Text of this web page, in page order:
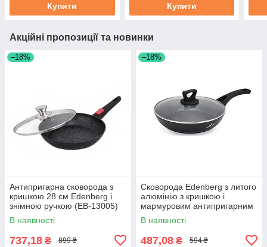
Купити Купити
Акційні пропозиції та новинки
–18%
Антипригарна сковорода з
кришкою 28 см Edenberg і
знімною ручкою (EB-13005)
В наявності
737,18 ₴ 899 ₴
–18%
Сковорода Edenberg з литого
алюмінію з кришкою і
мармуровим антипригарним
покриттям 20 см (EB-7452)
В наявності
487,08 ₴ 594 ₴